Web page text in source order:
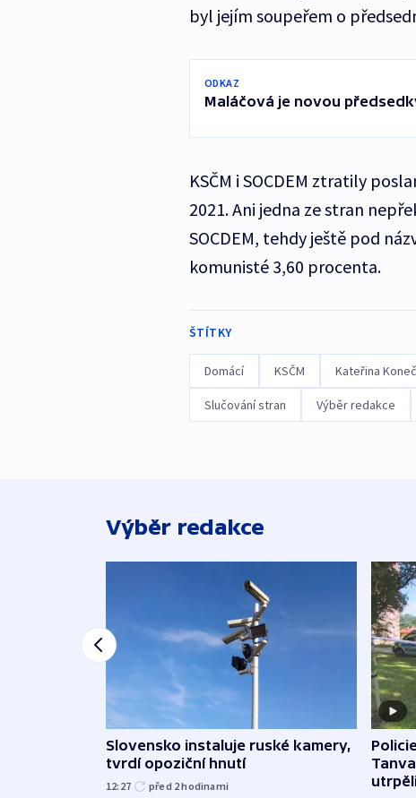
byl jejím soupeřem o
ODKAZ
Maláčová je novou
KSČM i SOCDEM ztratily
2021. Ani jedna ze stran
SOCDEM, tehdy ještě pod
komunisté 3,60 procenta.
ŠTÍTKY
Domácí KSČM Kateřina
Slučování stran Výběr redakce
Výběr redakce
Slovensko instaluje ruské kamery,
tvrdí opoziční hnutí
12:27 před 2hodinami